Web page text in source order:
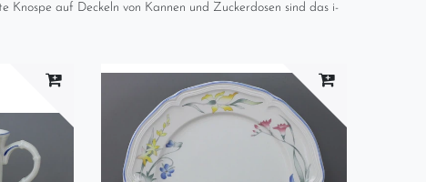
auf Deckeln von Kannen und Zuckerdosen sind das i-